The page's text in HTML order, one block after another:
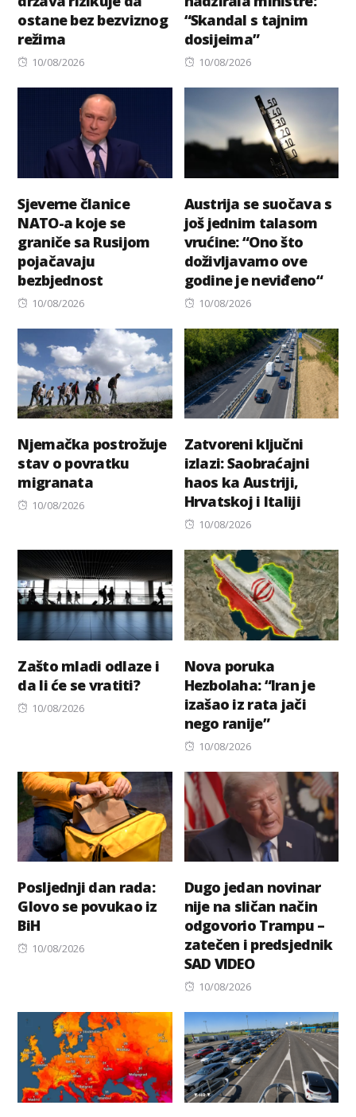
ostane bez bezviznog
režima
Posted
10/08/2026
“Skandal s tajnim
dosijeima”
Posted
10/08/2026
Sjeverne članice
NATO-a koje se
graniče sa Rusijom
pojačavaju
bezbjednost
Posted
10/08/2026
Austrija se suočava s
još jednim talasom
vrućine: “Ono što
doživljavamo ove
godine je neviđeno“
Posted
10/08/2026
Njemačka postrožuje
stav o povratku
migranata
Posted
10/08/2026
Zatvoreni ključni
izlazi: Saobraćajni
haos ka Austriji,
Hrvatskoj i Italiji
Posted
10/08/2026
Zašto mladi odlaze i
da li će se vratiti?
Posted
10/08/2026
Nova poruka
Hezbolaha: “Iran je
izašao iz rata jači
nego ranije”
Posted
10/08/2026
Posljednji dan rada:
Glovo se povukao iz
BiH
Posted
10/08/2026
Dugo jedan novinar
nije na sličan način
odgovorio Trampu –
zatečen i predsjednik
SAD VIDEO
Posted
10/08/2026